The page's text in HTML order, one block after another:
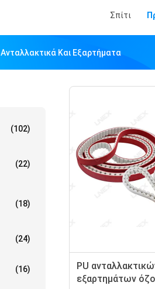
Σπίτι
Ανταλλακτικά Και Εξαρτήματα
(102)
(22)
(18)
(24)
(16)
PU
εξαρτημάτων